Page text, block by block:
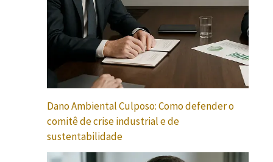
Dano Ambiental Culposo: Como defender o
comitê de crise industrial e de
sustentabilidade